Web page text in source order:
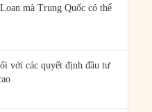
mà Trung Quốc có thể
với các quyết định đầu tư